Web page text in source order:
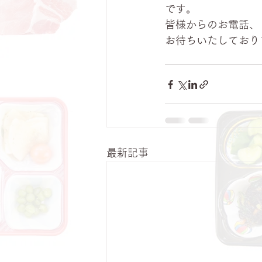
です。
皆様からのお電話、
お待ちいたしてお
最新記事